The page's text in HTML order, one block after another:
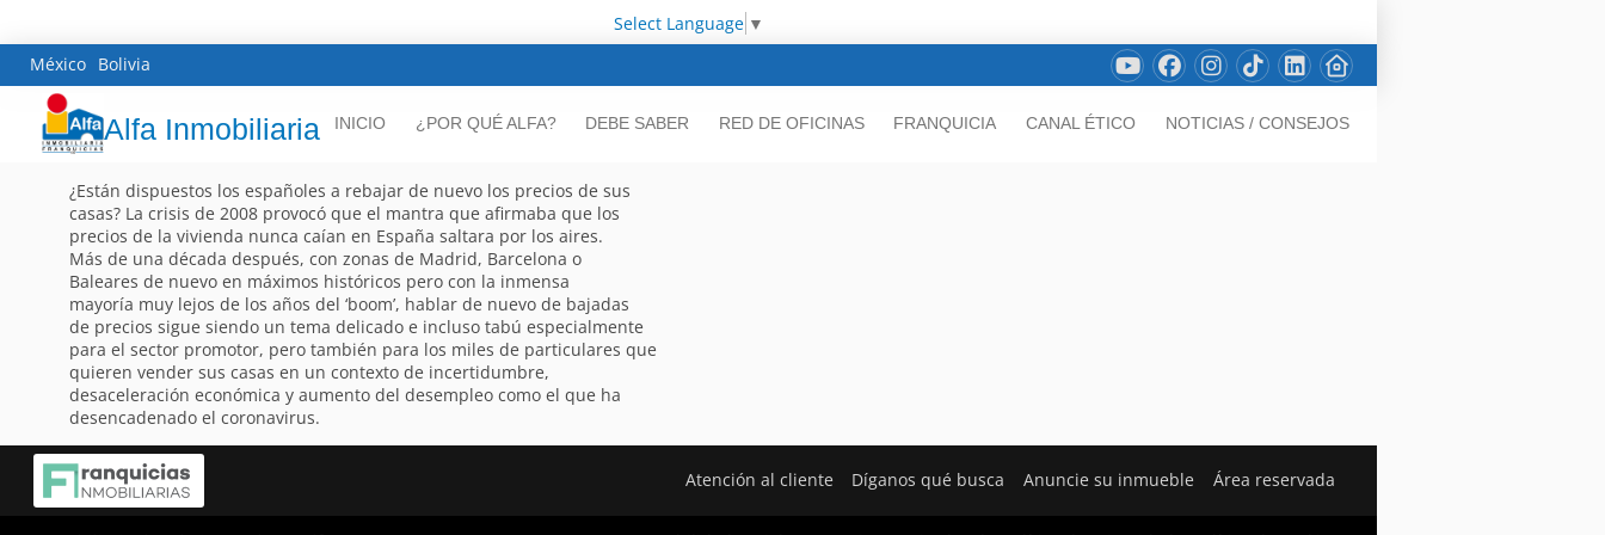
Select Language ▼
México Bolivia
Alfa Inmobiliaria INICIO ¿POR QUÉ ALFA? DEBE SABER RED DE OFICINAS FRANQUICIA CANAL ÉTICO NOTICIAS / CONSEJOS
¿Están dispuestos los españoles a rebajar de nuevo los precios de sus
casas? La crisis de 2008 provocó que el mantra que afirmaba que los
precios de la vivienda nunca caían en España saltara por los aires.
Más de una década después, con zonas de Madrid, Barcelona o
Baleares de nuevo en máximos históricos pero con la inmensa
mayoría muy lejos de los años del ‘boom’, hablar de nuevo de bajadas
de precios sigue siendo un tema delicado e incluso tabú especialmente
para el sector promotor, pero también para los miles de particulares que
quieren vender sus casas en un contexto de incertidumbre,
desaceleración económica y aumento del desempleo como el que ha
desencadenado el coronavirus.
Atención al cliente Díganos qué busca Anuncie su inmueble Área reservada